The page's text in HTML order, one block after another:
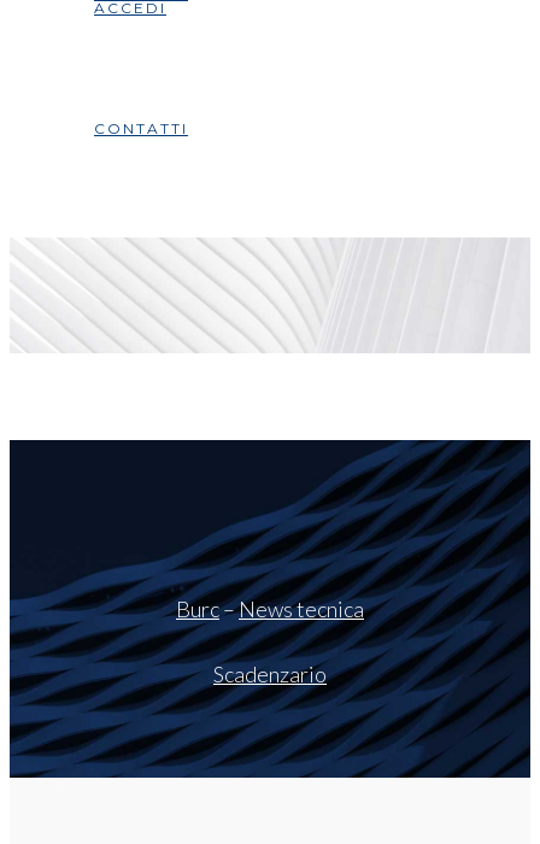
ACCEDI
CONTATTI
Burc–News tecnica
Scadenzario